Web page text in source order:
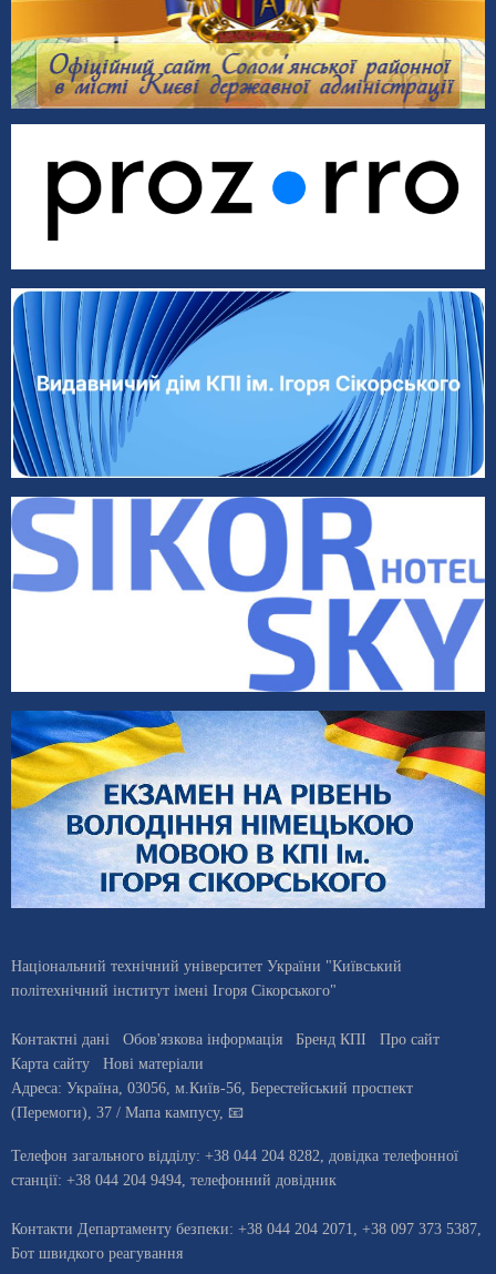
Національний технічний університет України "Київський
політехнічний інститут імені Ігоря Сікорського"
Контактні дані Обов'язкова інформація Бренд КПІ
Про сайт
Карта сайту
Нові матеріали
Адреса: Україна 03056 , м. Київ-56, Берестейський проспект
(Перемоги), 37 / Мапа кампусу, 📧
Телефон загального відділу: +38 044 204 8282 , довiдка телефонної
станцiї: +38 044 204 9494 телефонний довідник
Контакти Департаменту безпеки: +38 044 204 2071, +38 097 373 5387,
Бот швидкого реагування